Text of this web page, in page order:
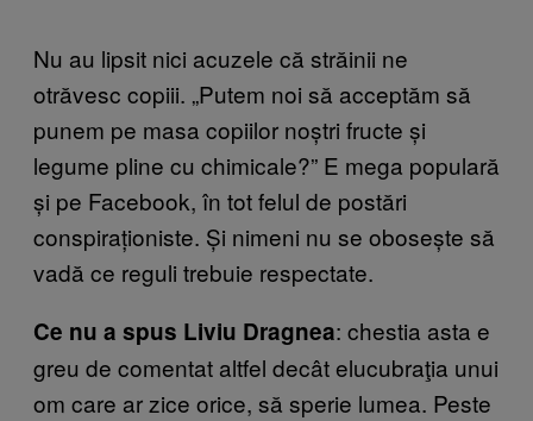
Nu au lipsit nici acuzele că străinii ne
otrăvesc copiii. „Putem noi să acceptăm să
punem pe masa copiilor noștri fructe și
legume pline cu chimicale?” E mega populară
și pe Facebook, în tot felul de postări
conspiraționiste. Și nimeni nu se obosește să
vadă ce reguli trebuie respectate.
Ce nu a spus Liviu Dragnea: chestia asta e
greu de comentat altfel decât elucubraţia unui
om care ar zice orice, să sperie lumea. Peste